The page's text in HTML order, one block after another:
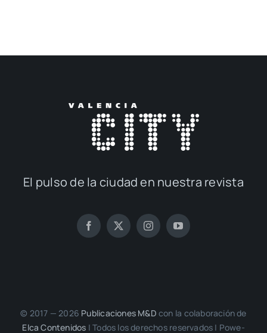
El pul­so de la ciu­dad en nues­tra revis­ta
© 2017 — 2026 Publi­ca­cio­nes M&D con la cola­bo­ra­ción de
Elca Con­te­ni­dos | Todos los dere­chos reser­va­dos | Powe­